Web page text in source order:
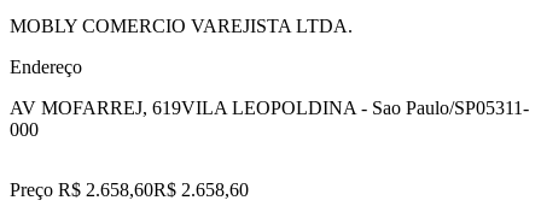
MOBLY COMERCIO VAREJISTA LTDA.
Endereço
AV MOFARREJ, 619VILA LEOPOLDINA - Sao Paulo/SP05311-
000
Preço R$ 2.658,60R$ 2.658,60